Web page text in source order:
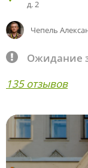
д. 2
Чепель
Ожидание
135 отзывов